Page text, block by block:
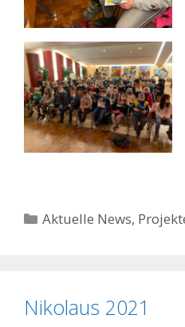
Kategorien
Aktuelle News,
Nikolaus 2021